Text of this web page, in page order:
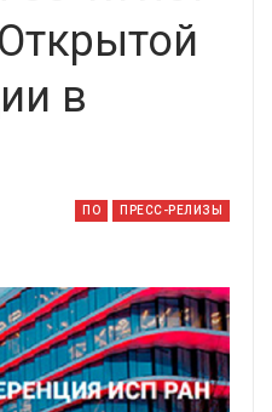
в
ПО ПРЕСС-РЕЛИЗЫ